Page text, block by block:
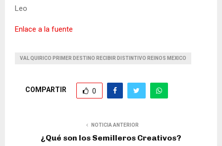
Leo
Enlace a la fuente
VAL QUIRICO PRIMER DESTINO RECIBIR DISTINTIVO REINOS MEXICO
COMPARTIR 0
NOTICIA ANTERIOR
¿Qué son los Semilleros Creativos?